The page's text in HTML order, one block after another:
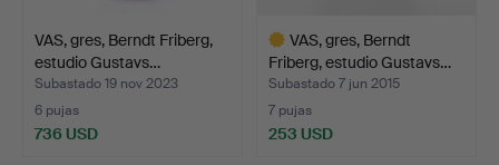
VAS, gres, Berndt Friberg,
estudio Gustavs…
Subastado 19 nov 2023
6 pujas
736 USD
VAS, gres, Berndt
Friberg, estudio Gustavs…
Subastado 7 jun 2015
7 pujas
253 USD